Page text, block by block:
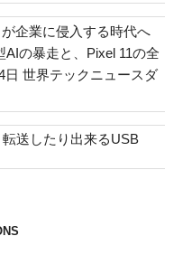
企業に侵入する時代へ
の暴走と、Pixel 11の全
日 世界テックニュースダ
送したり出来るUSB